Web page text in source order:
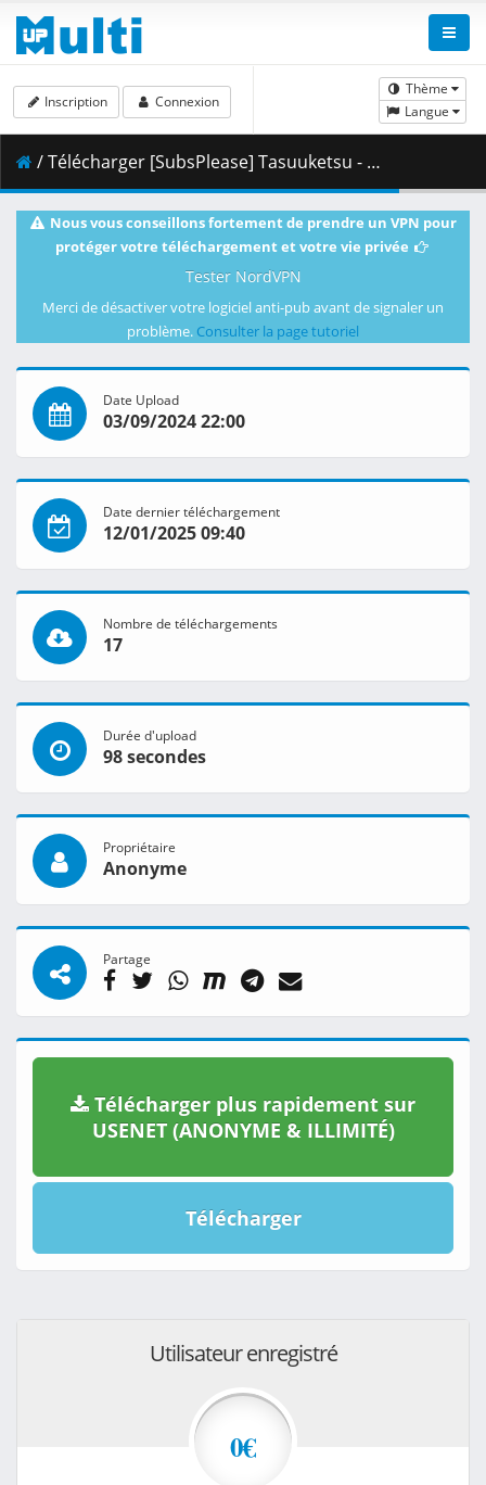
Thème
Langue
Inscription Connexion
/ Télécharger [SubsPlease] Tasuuketsu - 08 (1080p) [749F96BB].mkv.002 ( 437.11 MB )
Nous vous conseillons fortement de prendre un VPN pour
protéger votre téléchargement et votre vie privée
Tester NordVPN
Merci de désactiver votre logiciel anti-pub avant de signaler un
problème. Consulter la page tutoriel
Date Upload
03/09/2024 22:00
Date dernier téléchargement
12/01/2025 09:40
Nombre de téléchargements
17
Durée d'upload
98 secondes
Propriétaire
Anonyme
Partage
Télécharger plus rapidement sur
USENET (ANONYME & ILLIMITÉ)
Télécharger
Utilisateur enregistré
0€